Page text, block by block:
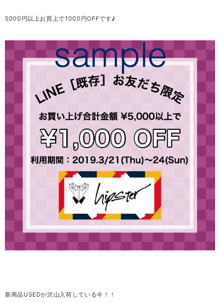
5000円以上お買上で1000円OFFです♪
新商品USEDが沢山入荷している今！！